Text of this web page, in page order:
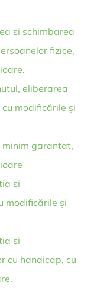
si schimbarea
fizice,
eliberarea
modificările și
garantat,
si
modificările și
si
cu handicap, cu